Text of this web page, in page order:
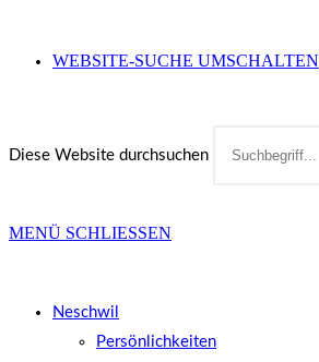
WEBSITE-SUCHE UMSCHALTEN
Diese Website durchsuchen
MENÜ SCHLIESSEN
Neschwil
Persönlichkeiten